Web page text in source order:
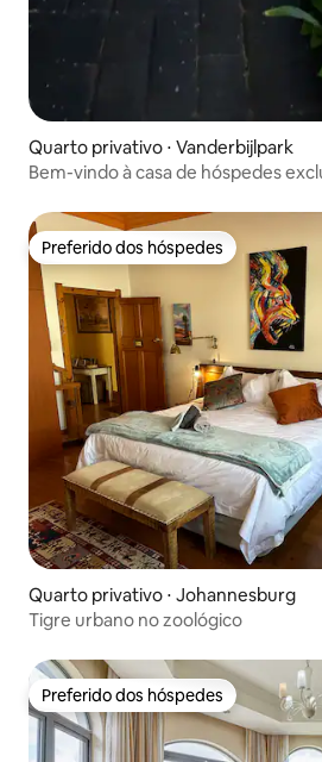
Quarto privativo ⋅ Vanderbijlpark
Bem-vindo à casa de hóspedes
Preferido dos hóspedes
Preferido dos hóspedes
Quarto privativo ⋅ Johannesburg
Tigre urbano no zoológico
Preferido dos hóspedes
Preferido dos hóspedes